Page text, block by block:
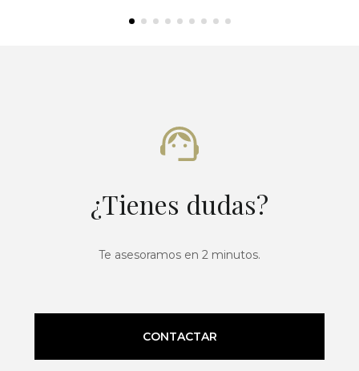
¿Tienes dudas?
Te asesoramos en 2 minutos.
CONTACTAR